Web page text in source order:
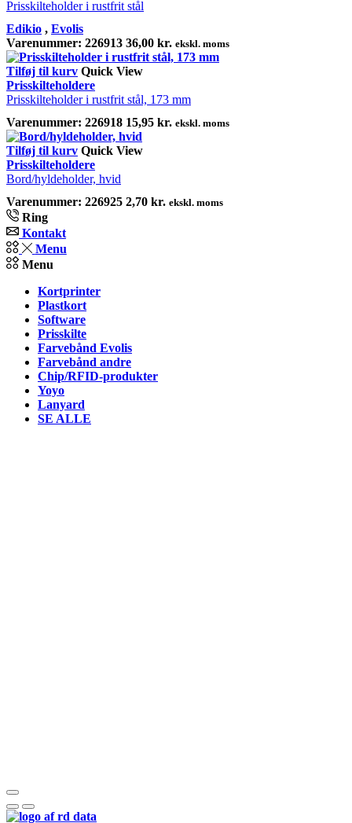
Prisskilteholder i rustfrit stål
Edikio , Evolis
Varenummer: 226913 36,00 kr. ekskl. moms
Tilføj til kurv Quick View
Prisskilteholdere
Prisskilteholder i rustfrit stål, 173 mm
Varenummer: 226918 15,95 kr. ekskl. moms
Tilføj til kurv Quick View
Prisskilteholdere
Bord/hyldeholder, hvid
Varenummer: 226925 2,70 kr. ekskl. moms
Ring
Kontakt
Menu
Menu
Kortprinter
Plastkort
Software
Prisskilte
Farvebånd Evolis
Farvebånd andre
Chip/RFID-produkter
Yoyo
Lanyard
SE ALLE